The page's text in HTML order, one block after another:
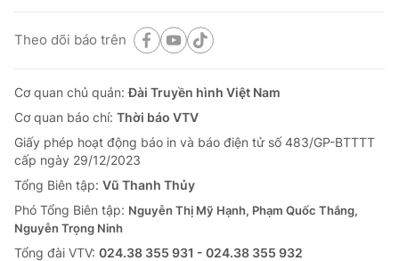
Theo dõi báo trên
Cơ quan chủ quản:Đài Truyền hình Việt Nam
Cơ quan báo chí: Thời báo VTV
Giấy phép hoạt động báo in và báo điện tử số 483/GP-BTTTT
cấp ngày 29/12/2023
Tổng Biên tập: Vũ Thanh Thủy
Phó Tổng Biên tập: Nguyễn Thị Mỹ Hạnh, Phạm Quốc Thắng,
Nguyễn Trọng Ninh
Tổng đài VTV: 024.38 355 931 - 024.38 355 932